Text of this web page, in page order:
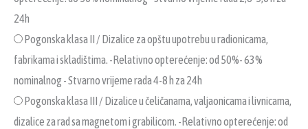
24h
Pogonska klasa II / Dizalice za opštu upotrebu u radionicama,
fabrikama i skladištima. -Relativno opterećenje: od 50%- 63%
nominalnog - Stvarno vrijeme rada 4-8 h za 24h
Pogonska klasa III / Dizalice u čeličanama, valjaonicama i livnicama,
dizalice za rad sa magnetom i grabilicom. -Relativno opterećenje: od